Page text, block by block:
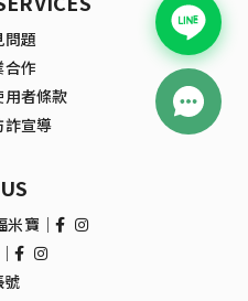
問題
合作
用者條款
詐宣導
寶｜
號